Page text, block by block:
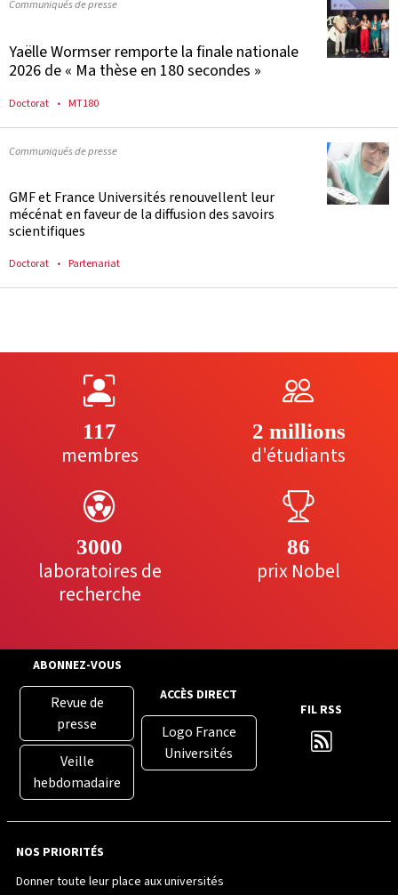
Communiqués de presse
Yaëlle Wormser remporte la finale nationale
2026 de « Ma thèse en 180 secondes »
Doctorat MT180
Communiqués de presse
GMF et France Universités renouvellent leur
mécénat en faveur de la diffusion des savoirs
scientifiques
Doctorat Partenariat
117
membres
2 millions
d'étudiants
3000
laboratoires de
recherche
86
prix Nobel
ABONNEZ-VOUS
Revue de
presse
Veille
hebdomadaire
ACCÈS DIRECT
Logo France
Universités
FIL RSS
NOS PRIORITÉS
Donner toute leur place aux universités